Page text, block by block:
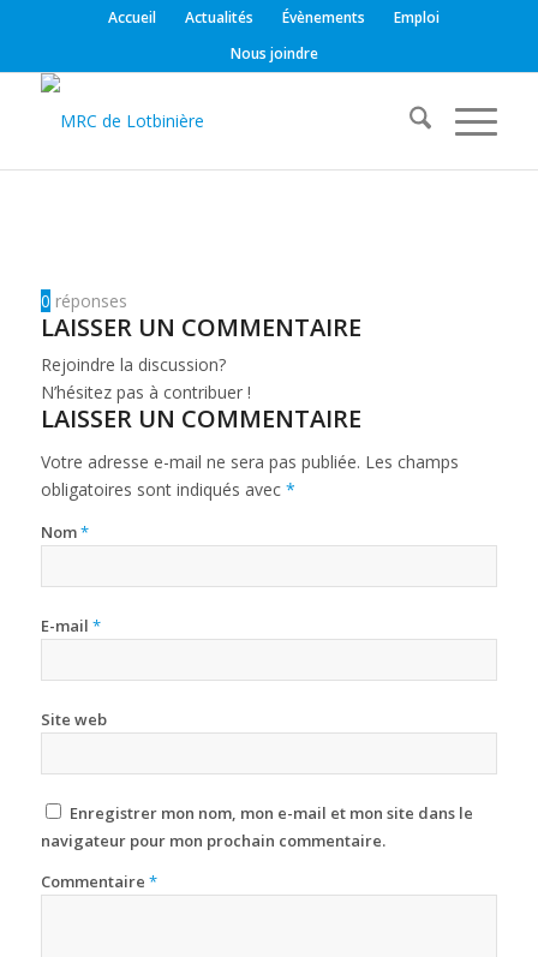
Accueil Actualités Évènements
Emploi
Nous joindre
0 réponses
LAISSER UN COMMENTAIRE
Rejoindre la discussion?
N’hésitez pas à contribuer !
LAISSER UN COMMENTAIRE
Votre adresse e-mail ne sera pas publiée. Les champs
obligatoires sont indiqués avec *
Nom*
E-mail *
Site web
Enregistrer mon nom, mon e-mail et mon site dans le
navigateur pour mon prochain commentaire.
Commentaire *